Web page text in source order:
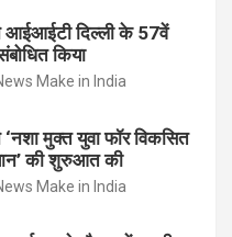
आईआईटी दिल्ली के 57वें
किया
Make in India
‘नशा मुक्त युवा फॉर विकसित
की शुरुआत की
Make in India